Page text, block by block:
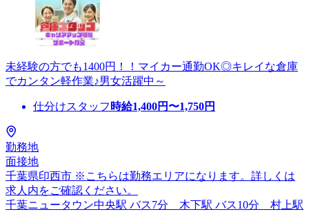
未経験の方でも1400円！！マイカー通勤OK◎キレイな倉庫
でカンタン軽作業♪男女活躍中～
仕分けスタッフ 時給1,400円〜1,750円
勤務地
面接地
千葉県印西市 ※こちらは勤務エリアになります。詳しくは
求人内をご確認ください。
千葉ニュータウン中央駅 バス7分 木下駅 バス10分 村上駅